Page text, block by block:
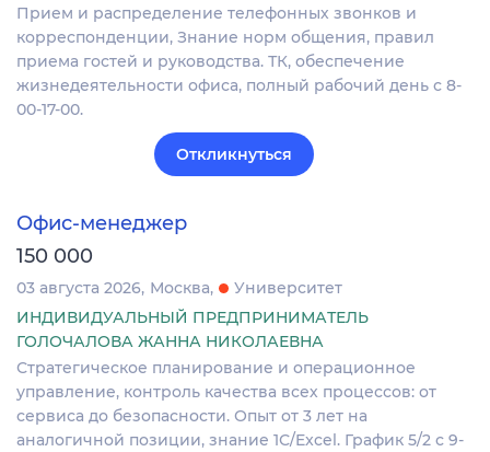
Прием и распределение телефонных звонков и
корреспонденции, Знание норм общения, правил
приема гостей и руководства. ТК, обеспечение
жизнедеятельности офиса, полный рабочий день с 8-
00-17-00.
Откликнуться
Офис-менеджер
150 000
03 августа 2026 Москва
Университет
ИНДИВИДУАЛЬНЫЙ ПРЕДПРИНИМАТЕЛЬ
ГОЛОЧАЛОВА ЖАННА НИКОЛАЕВНА
Стратегическое планирование и операционное
управление, контроль качества всех процессов: от
сервиса до безопасности. Опыт от 3 лет на
аналогичной позиции, знание 1С/Excel. График 5/2 с 9-